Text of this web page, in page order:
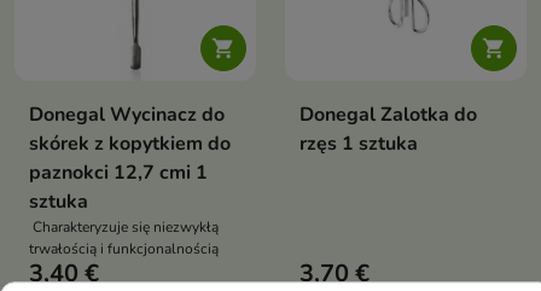

Donegal Wycinacz do
skórek z kopytkiem do
paznokci 12,7 cmi 1
sztuka
Charakteryzuje się niezwykłą
trwałością i funkcjonalnością
3,40 €

Donegal Zalotka do
rzęs 1 sztuka
3,70 €